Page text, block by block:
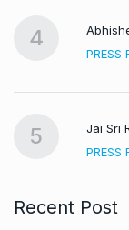
4
PRESS
5
Jai Sri
PRESS
Recent Post